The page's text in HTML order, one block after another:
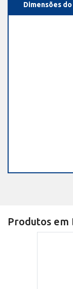
Dimensões
Produtos em